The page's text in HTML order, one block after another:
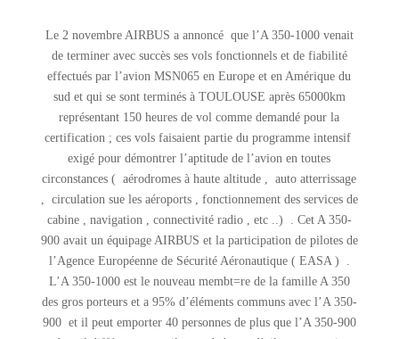
Le 2 novembre AIRBUS a annoncé que l’A 350-1000 venait
de terminer avec succès ses vols fonctionnels et de fiabilité
effectués par l’avion MSN065 en Europe et en Amérique du
sud et qui se sont terminés à TOULOUSE après 65000km
représentant 150 heures de vol comme demandé pour la
certification ; ces vols faisaient partie du programme intensif
exigé pour démontrer l’aptitude de l’avion en toutes
circonstances ( aérodromes à haute altitude , auto atterrissage
, circulation sue les aéroports , fonctionnement des services de
cabine , navigation , connectivité radio , etc ..) . Cet A 350-
900 avait un équipage AIRBUS et la participation de pilotes de
l’Agence Européenne de Sécurité Aéronautique ( EASA ) .
L’A 350-1000 est le nouveau membt=re de la famille A 350
des gros porteurs et a 95% d’éléments communs avec l’A 350-
900 et il peut emporter 40 personnes de plus que l’A 350-900